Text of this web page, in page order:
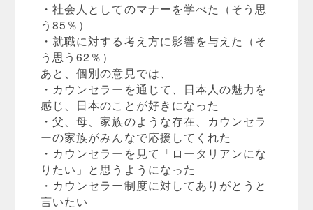
・社会人としてのマナーを学べた（そう思
う85％）
・就職に対する考え方に影響を与えた（そ
う思う62％）
あと、個別の意見では、
・カウンセラーを通じて、日本人の魅力を
感じ、日本のことが好きになった
・父、母、家族のような存在、カウンセラ
ーの家族がみんなで応援してくれた
・カウンセラーを見て「ロータリアンにな
りたい」と思うようになった
・カウンセラー制度に対してありがとうと
言いたい